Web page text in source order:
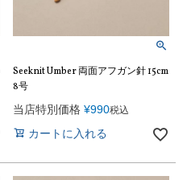
Seeknit Umber 両面アフガン針 15cm
8号
当店特別価格 ¥990税込
カートに入れる